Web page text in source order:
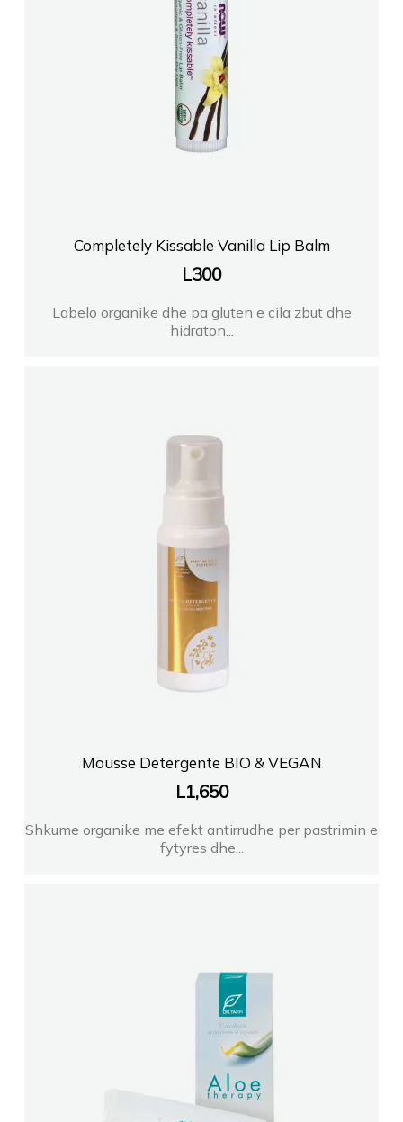
Completely Kissable Vanilla Lip Balm
L300
Labelo organike dhe pa gluten e cila zbut dhe
hidraton...
Mousse Detergente BIO & VEGAN
L1,650
Shkume organike me efekt antirrudhe per pastrimin e
fytyres dhe...